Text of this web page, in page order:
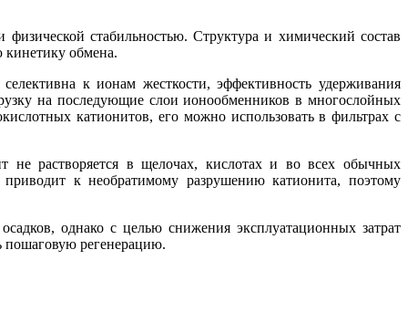
стабильностью. Структура и химический состав
кинетику обмена.
к ионам жесткости, эффективность удерживания
на последующие слои ионообменников в многослойных
катионитов, его можно использовать в фильтрах с
не растворяется в щелочах, кислотах и во всех обычных
к необратимому разрушению катионита, поэтому
однако с целью снижения эксплуатационных затрат
пошаговую регенерацию.